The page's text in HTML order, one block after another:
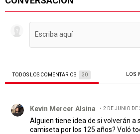
TODOS LOS COMENTARIOS 30 LOS
Kevin Mercer Alsina 2 DE JUNIO DE
Alguien tiene idea de si volverán a
camiseta por los 125 años? Voló